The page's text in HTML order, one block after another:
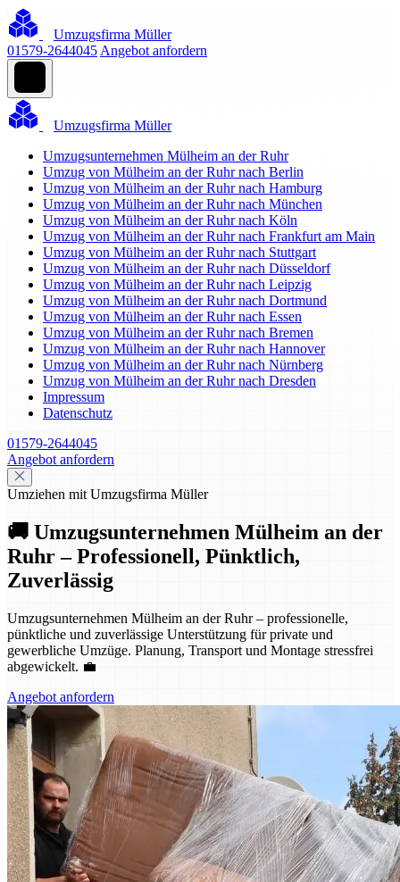
Umzugsfirma Müller
01579-2644045 Angebot anfordern
Umzugsfirma Müller
Umzugsunternehmen Mülheim an der Ruhr
Umzug von Mülheim an der Ruhr nach Berlin
Umzug von Mülheim an der Ruhr nach Hamburg
Umzug von Mülheim an der Ruhr nach München
Umzug von Mülheim an der Ruhr nach Köln
Umzug von Mülheim an der Ruhr nach Frankfurt am Main
Umzug von Mülheim an der Ruhr nach Stuttgart
Umzug von Mülheim an der Ruhr nach Düsseldorf
Umzug von Mülheim an der Ruhr nach Leipzig
Umzug von Mülheim an der Ruhr nach Dortmund
Umzug von Mülheim an der Ruhr nach Essen
Umzug von Mülheim an der Ruhr nach Bremen
Umzug von Mülheim an der Ruhr nach Hannover
Umzug von Mülheim an der Ruhr nach Nürnberg
Umzug von Mülheim an der Ruhr nach Dresden
Impressum
Datenschutz
01579-2644045
Angebot anfordern
Umziehen mit Umzugsfirma Müller
🚚 Umzugsunternehmen Mülheim an der
Ruhr – Professionell, Pünktlich,
Zuverlässig
Umzugsunternehmen Mülheim an der Ruhr – professionelle,
pünktliche und zuverlässige Unterstützung für private und
gewerbliche Umzüge. Planung, Transport und Montage stressfrei
abgewickelt. 💼
Angebot anfordern